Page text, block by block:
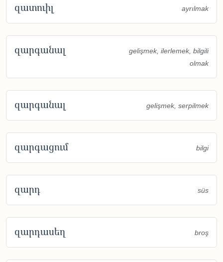
զատուիլ ayrılmak
զարգանալ
gelişmek, ilerlemek, bilgili
olmak
զարգանալ gelişmek, serpilmek
զարգացում bilgi
զարդ süs
զարդասեղ broş